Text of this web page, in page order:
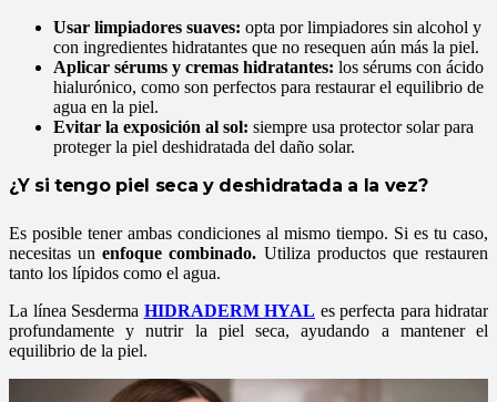
Usar limpiadores suaves: opta por limpiadores sin alcohol y
con ingredientes hidratantes que no resequen aún más la piel.
Aplicar sérums y cremas hidratantes: los sérums con ácido
hialurónico, como son perfectos para restaurar el equilibrio de
agua en la piel.
Evitar la exposición al sol: siempre usa protector solar para
proteger la piel deshidratada del daño solar.
¿Y si tengo piel seca y deshidratada a la vez?
Es posible tener ambas condiciones al mismo tiempo. Si es tu caso,
necesitas unenfoque combinado. Utiliza productos que restauren
tanto los lípidos como el agua.
La línea Sesderma HIDRADERM HYAL es perfecta para hidratar
profundamente y nutrir la piel seca, ayudando a mantener el
equilibrio de la piel.